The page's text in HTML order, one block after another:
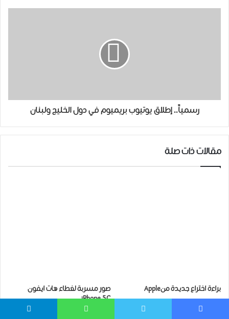
رسمياً.. ﺇﻃﻼﻕ ﻳﻮﺗﻴﻮﺏ ﺑﺮﻳﻤﻴﻮﻡ ﻓﻲ ﺩﻭﻝ ﺍﻟﺨﻠﻴﺞ ﻭﻟﺒﻨﺎﻥ
مقالات ذات صلة
براءة اختراع جديدة منApple
صور مسربة لغطاء هات ايفون
iPhone 5C
2013/08/10